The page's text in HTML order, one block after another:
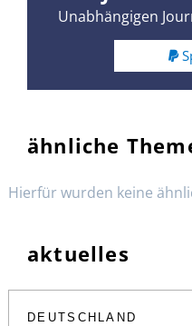
Unabhängigen
ähnliche
Hierfür wurden keine
aktuelles
DEUTSCHLAND